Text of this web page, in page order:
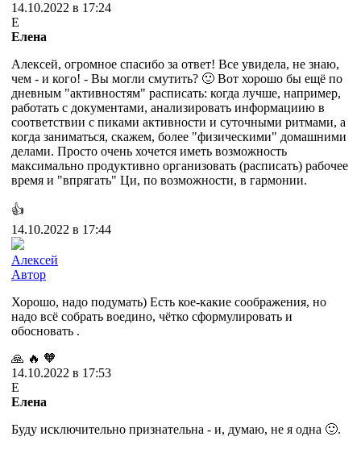
14.10.2022 в 17:24
Е
Елена
Алексей, огромное спасибо за ответ! Все увидела, не знаю,
чем - и кого! - Вы могли смутить? 🙂 Вот хорошо бы ещё по
дневным "активностям" расписать: когда лучше, например,
работать с документами, анализировать информациию в
соответствии с пиками активности и суточными ритмами, а
когда заниматься, скажем, более "физическими" домашними
делами. Просто очень хочется иметь возможность
максимально продуктивно организовать (расписать) рабочее
время и "впрягать" Ци, по возможности, в гармонии.
👍
14.10.2022 в 17:44
Алексей
Автор
Хорошо, надо подумать) Есть кое-какие соображения, но
надо всё собрать воедино, чётко сформулировать и
обосновать .
🙏 🔥 🧡
14.10.2022 в 17:53
Е
Елена
Буду исключительно признательна - и, думаю, не я одна 🙂.